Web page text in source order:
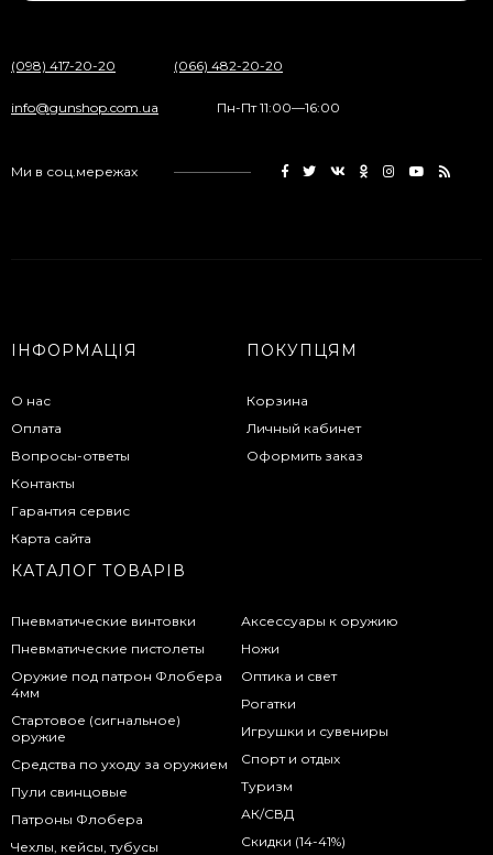
(098) 417-20-20 (066) 482-20-20
info@gunshop.com.ua Пн-Пт 11:00—16:00
Ми в соц.мережах
ІНФОРМАЦІЯ
О нас
Оплата
Вопросы-ответы
Контакты
Гарантия сервис
Карта сайта
ПОКУПЦЯМ
Корзина
Личный кабинет
Оформить заказ
КАТАЛОГ ТОВАРІВ
Пневматические винтовки
Пневматические пистолеты
Оружие под патрон Флобера
4мм
Стартовое (сигнальное)
оружие
Средства по уходу за оружием
Пули свинцовые
Патроны Флобера
Чехлы, кейсы, тубусы
Аксессуары к оружию
Ножи
Оптика и свет
Рогатки
Игрушки и сувениры
Спорт и отдых
Туризм
АК/СВД
Скидки (14-41%)